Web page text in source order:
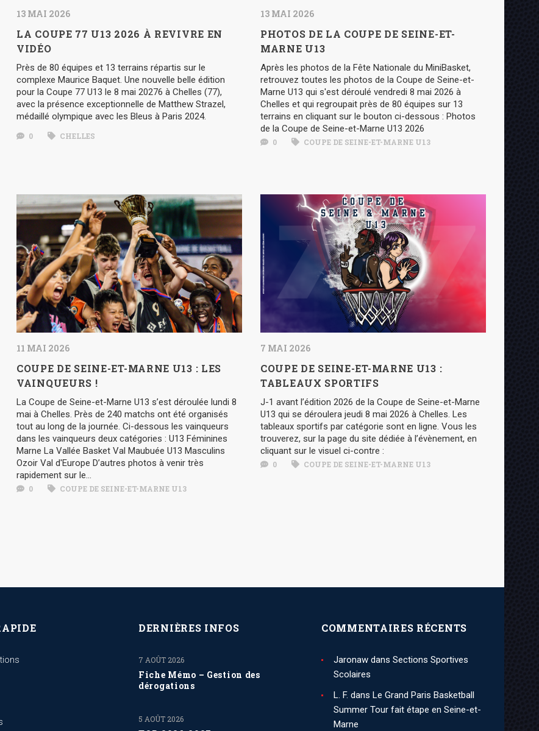
13 MAI 2026
LA COUPE 77 U13 2026 À REVIVRE EN
VIDÉO
Près de 80 équipes et 13 terrains répartis sur le
complexe Maurice Baquet. Une nouvelle belle édition
pour la Coupe 77 U13 le 8 mai 20276 à Chelles (77),
avec la présence exceptionnelle de Matthew Strazel,
médaillé olympique avec les Bleus à Paris 2024.
0 CHELLES
13 MAI 2026
PHOTOS DE LA COUPE DE SEINE-ET-
MARNE U13
Après les photos de la Fête Nationale du MiniBasket,
retrouvez toutes les photos de la Coupe de Seine-et-
Marne U13 qui s'est déroulé vendredi 8 mai 2026 à
Chelles et qui regroupait près de 80 équipes sur 13
terrains en cliquant sur le bouton ci-dessous : Photos
de la Coupe de Seine-et-Marne U13 2026
0 COUPE DE SEINE-ET-MARNE U13
11 MAI 2026
COUPE DE SEINE-ET-MARNE U13 : LES
VAINQUEURS !
La Coupe de Seine-et-Marne U13 s’est déroulée lundi 8
mai à Chelles. Près de 240 matchs ont été organisés
tout au long de la journée. Ci-dessous les vainqueurs
dans les vainqueurs deux catégories : U13 Féminines
Marne La Vallée Basket Val Maubuée U13 Masculins
Ozoir Val d'Europe D’autres photos à venir très
rapidement sur le...
0 COUPE DE SEINE-ET-MARNE U13
7 MAI 2026
COUPE DE SEINE-ET-MARNE U13 :
TABLEAUX SPORTIFS
J-1 avant l’édition 2026 de la Coupe de Seine-et-Marne
U13 qui se déroulera jeudi 8 mai 2026 à Chelles. Les
tableaux sportifs par catégorie sont en ligne. Vous les
trouverez, sur la page du site dédiée à l’évènement, en
cliquant sur le visuel ci-contre :
0 COUPE DE SEINE-ET-MARNE U13
DERNIÈRES INFOS
Fiche Mémo – Gestion des
dérogations
7 AOÛT 2026
5 AOÛT 2026
COMMENTAIRES RÉCENTS
Jaronaw dans Sections Sportives
Scolaires
L. F. dans Le Grand Paris Basketball
Summer Tour fait étape en Seine-et-
Marne